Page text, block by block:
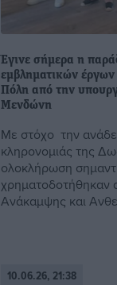
Έγινε σήμερα η
εμβληματικών
Πόλη από την
Μενδώνη
Με στόχο την
κληρονομιάς της
ολοκλήρωση
χρηματοδοτήθηκαν
Ανάκαμψης και
10.06.26, 21:38